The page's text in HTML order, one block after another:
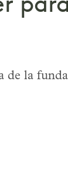
para
de la